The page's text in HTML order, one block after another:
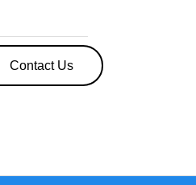
Contact Us